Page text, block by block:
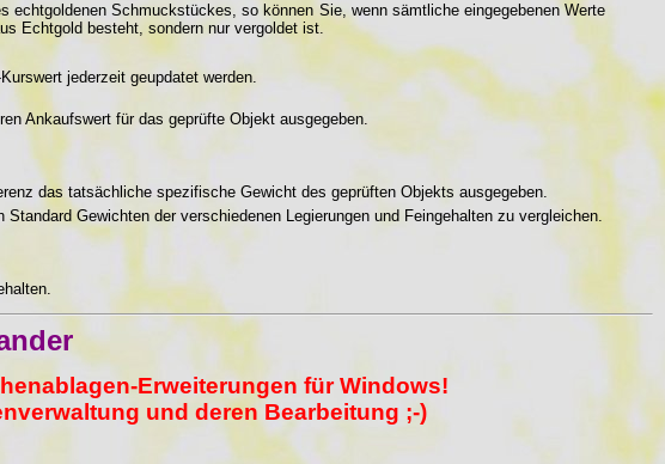
echtgoldenen Schmuckstückes, so können Sie, wenn sämtliche eingegebenen Werte
Echtgold besteht, sondern nur vergoldet ist.
jederzeit geupdatet werden.
Ankaufswert für das geprüfte Objekt ausgegeben.
das tatsächliche spezifische Gewicht des geprüften Objekts ausgegeben.
Gewichten der verschiedenen Legierungen und Feingehalten zu vergleichen.
Erweiterungen für Windows!
und deren Bearbeitung ;-)